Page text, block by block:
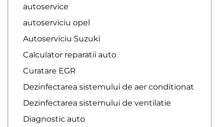
autoservice
autoserviciu opel
Autoserviciu Suzuki
Calculator reparatii auto
Curatare EGR
Dezinfectarea sistemului de aer conditionat
Dezinfectarea sistemului de ventilatie
Diagnostic auto